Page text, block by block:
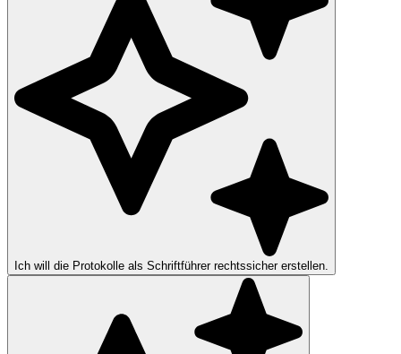
Ich will die Protokolle als Schriftführer rechtssicher erstellen.